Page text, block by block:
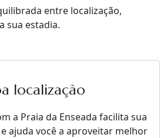
entre localização,
sua estadia.
localização
a Praia da Enseada facilita sua
ajuda você a aproveitar melhor